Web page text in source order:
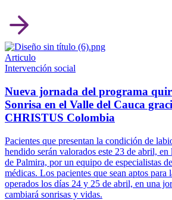
Articulo
Intervención social
Nueva jornada del programa
Sonrisa en el Valle del Cauca
CHRISTUS Colombia
Pacientes que presentan la condición de
hendido serán valorados este 23 de abril,
de Palmira, por un equipo de especialistas
médicas. Los pacientes que sean aptos para
operados los días 24 y 25 de abril, en una
cambiará sonrisas y vidas.